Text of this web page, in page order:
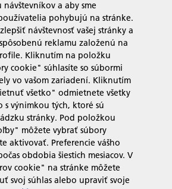
a aby sme
pohybujú na stránke.
návštevnosť vašej stránky a
reklamu založenú na
Kliknutím na položku
cookie" súhlasíte so súbormi
vo vašom zariadení. Kliknutím
všetko" odmietnete všetky
s výnimkou tých, ktoré sú
stránky. Pod položkou
môžete vybrať súbory
aktivovať. Preferencie vášho
obdobia šiestich mesiacov. V
cookie" na stránke môžete
svoj súhlas alebo upraviť svoje